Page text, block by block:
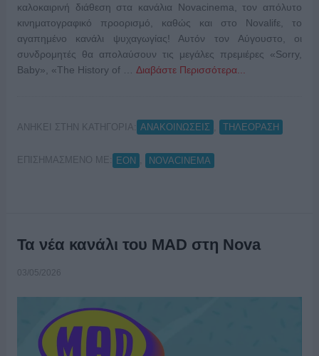
καλοκαιρινή διάθεση στα κανάλια Novacinema, τον απόλυτο
κινηματογραφικό προορισμό, καθώς και στο Novalifε, το
αγαπημένο κανάλι ψυχαγωγίας! Αυτόν τον Αύγουστο, οι
συνδρομητές θα απολαύσουν τις μεγάλες πρεμιέρες «Sorry,
Baby», «The History of … Διαβάστε Περισσότερα...
ΑΝΗΚΕΙ ΣΤΗΝ ΚΑΤΗΓΟΡΙΑ: ΑΝΑΚΟΙΝΩΣΕΙΣ ΤΗΛΕΟΡΑΣΗ
ΕΠΙΣΗΜΑΣΜΕΝΟ ΜΕ: EON NOVACINEMA
Τα νέα κανάλι του MAD στη Nova
03/05/2026